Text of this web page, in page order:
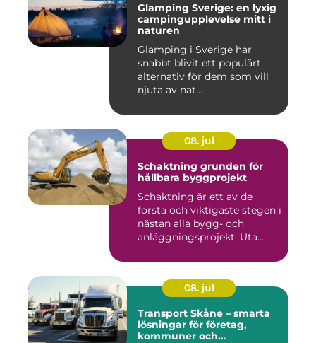
Glamping Sverige: en lyxig
campingupplevelse mitt i
naturen
Glamping i Sverige har
snabbt blivit ett populärt
alternativ för dem som vill
njuta av nat...
08. jul
Schaktning grunden för
hållbara byggprojekt
Schaktning är ett av de
första och viktigaste stegen i
nästan alla bygg- och
anläggningsprojekt. Uta...
08. jul
Transport Skåne – smarta
lösningar för företag,
kommuner och